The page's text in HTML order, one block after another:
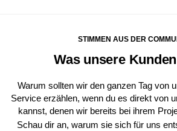
STIMMEN AUS DER
Was unsere
Warum sollten wir den ganzen Tag von
Service erzählen, wenn du es direkt von
kannst, denen wir bereits bei ihrem
Schau dir an, warum sie sich für uns